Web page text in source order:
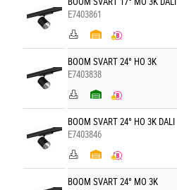
E7403861
BOOM SVART 24° HO 3K
E7403838
BOOM SVART 24° HO 3K DALI
E7403846
BOOM SVART 24° MO 3K